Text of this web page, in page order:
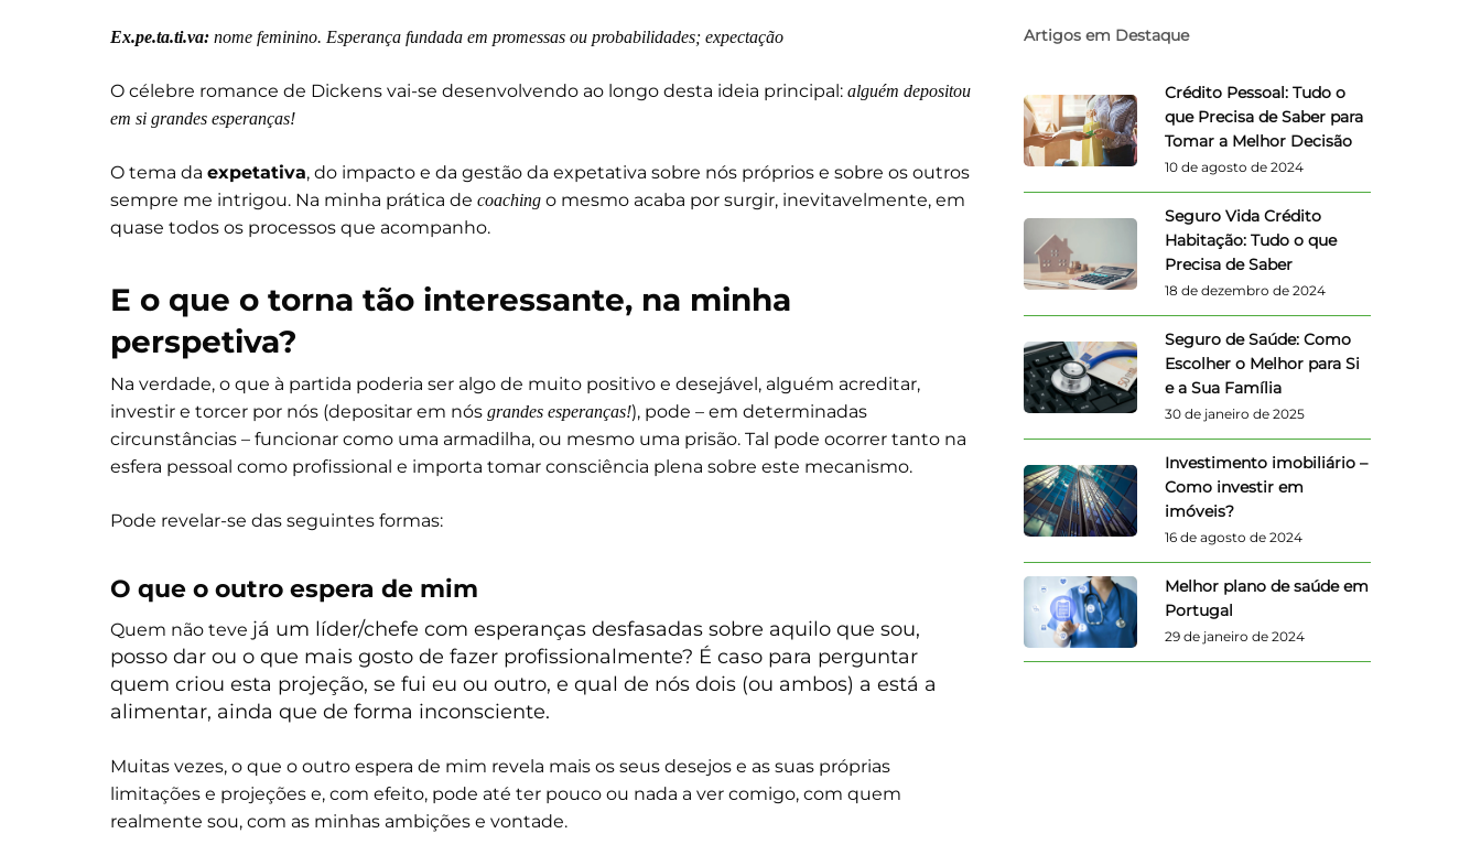
Ex.pe.ta.ti.va: nome feminino. Esperança fundada em promessas ou probabilidades; expectação
O célebre romance de Dickens vai-se desenvolvendo ao longo desta ideia principal: alguém depositou
em si grandes esperanças!
O tema da expetativa, do impacto e da gestão da expetativa sobre nós próprios e sobre os outros
sempre me intrigou. Na minha prática de coaching o mesmo acaba por surgir, inevitavelmente, em
quase todos os processos que acompanho.
E o que o torna tão interessante, na minha
perspetiva?
Na verdade, o que à partida poderia ser algo de muito positivo e desejável, alguém acreditar,
investir e torcer por nós (depositar em nós grandes esperanças!), pode – em determinadas
circunstâncias – funcionar como uma armadilha, ou mesmo uma prisão. Tal pode ocorrer tanto na
esfera pessoal como profissional e importa tomar consciência plena sobre este mecanismo.
Pode revelar-se das seguintes formas:
O que o outro espera de mim
Quem não teve já um líder/chefe com esperanças desfasadas sobre aquilo que sou,
posso dar ou o que mais gosto de fazer profissionalmente? É caso para perguntar
quem criou esta projeção, se fui eu ou outro, e qual de nós dois (ou ambos) a está a
alimentar, ainda que de forma inconsciente.
Muitas vezes, o que o outro espera de mim revela mais os seus desejos e as suas próprias
limitações e projeções e, com efeito, pode até ter pouco ou nada a ver comigo, com quem
realmente sou, com as minhas ambições e vontade.
Artigos em Destaque
Crédito Pessoal: Tudo o
que Precisa de Saber para
Tomar a Melhor Decisão
10 de agosto de 2024
Seguro Vida Crédito
Habitação: Tudo o que
Precisa de Saber
18 de dezembro de 2024
Seguro de Saúde: Como
Escolher o Melhor para Si
e a Sua Família
30 de janeiro de 2025
Investimento imobiliário –
Como investir em
imóveis?
16 de agosto de 2024
Melhor plano de saúde em
Portugal
29 de janeiro de 2024